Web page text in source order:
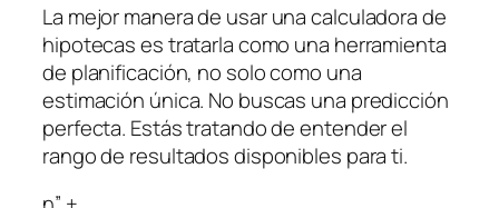
La mejor manera de usar una calculadora de
hipotecas es tratarla como una herramienta
de planificación, no solo como una
estimación única. No buscas una predicción
perfecta. Estás tratando de entender el
rango de resultados disponibles para ti.